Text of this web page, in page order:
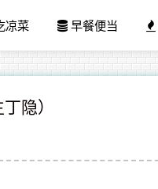
凉菜 早餐便当
隐）